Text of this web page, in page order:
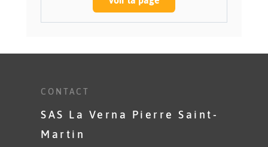
CONTACT
SAS La Verna Pierre Saint-
Martin